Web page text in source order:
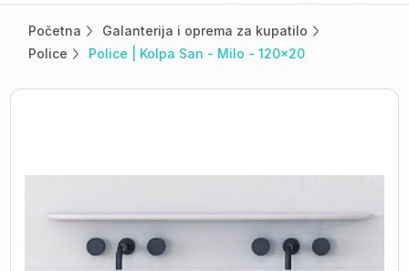
Početna
Galanterija i oprema za kupatilo
Police
Police | Kolpa San - Milo - 120x20